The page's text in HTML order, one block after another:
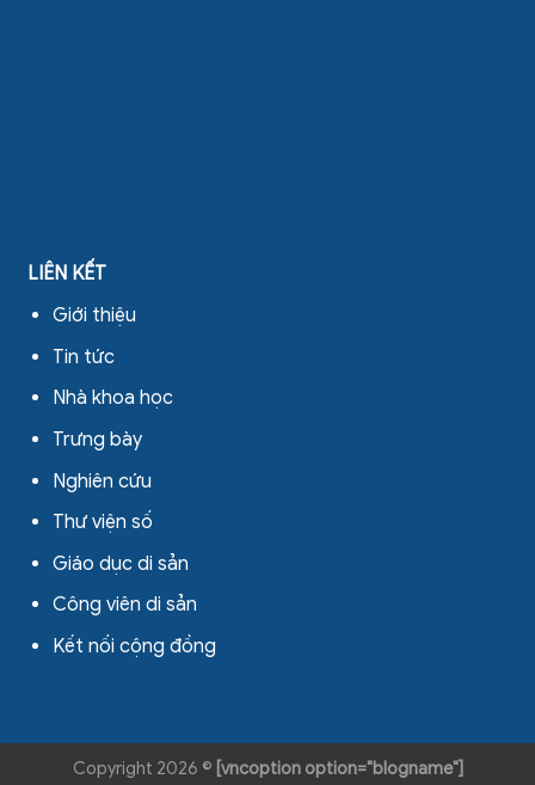
LIÊN KẾT
Giới thiệu
Tin tức
Nhà khoa học
Trưng bày
Nghiên cứu
Thư viện số
Giáo dục di sản
Công viên di sản
Kết nối cộng đồng
Copyright 2026 © [vncoption option="blogname"]